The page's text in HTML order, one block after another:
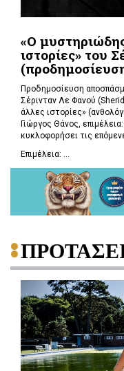
«Ο
ιστορίες» του
Προδημοσίευση
Σέρινταν Λε Φανού
άλλες ιστορίες»
Γιώργος Θάνος,
κυκλοφορήσει τις
Επιμέλεια: ...